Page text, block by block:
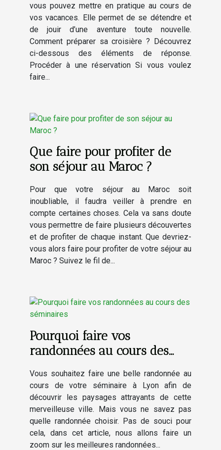
vous pouvez mettre en pratique au cours de
vos vacances. Elle permet de se détendre et
de jouir d’une aventure toute nouvelle.
Comment préparer sa croisière ? Découvrez
ci-dessous des éléments de réponse.
Procéder à une réservation Si vous voulez
faire...
Que faire pour profiter de
son séjour au Maroc ?
Pour que votre séjour au Maroc soit
inoubliable, il faudra veiller à prendre en
compte certaines choses. Cela va sans doute
vous permettre de faire plusieurs découvertes
et de profiter de chaque instant. Que devriez-
vous alors faire pour profiter de votre séjour au
Maroc ? Suivez le fil de...
Pourquoi faire vos
randonnées au cours des
Vous souhaitez faire une belle randonnée au
cours de votre séminaire à Lyon afin de
découvrir les paysages attrayants de cette
merveilleuse ville. Mais vous ne savez pas
quelle randonnée choisir. Pas de souci pour
cela, dans cet article, nous allons faire un
zoom sur les meilleures randonnées...